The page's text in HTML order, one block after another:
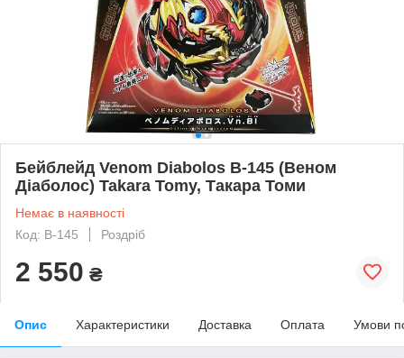
Бейблейд Venom Diabolos B-145 (Веном
Діаболос) Takara Tomy, Такара Томи
Немає в наявності
Код: B-145
Роздріб
2 550 ₴
Опис Характеристики Доставка Оплата Умови